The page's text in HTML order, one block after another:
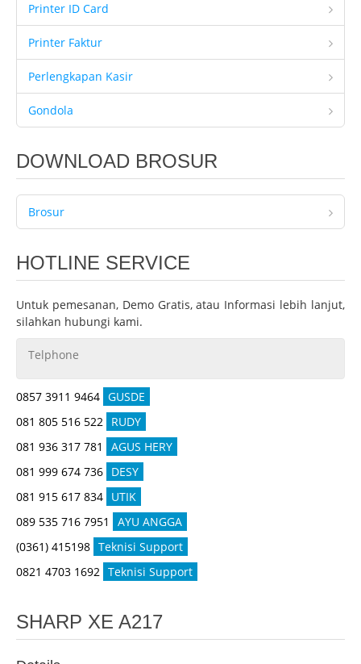
Printer ID Card
Printer Faktur
Perlengkapan Kasir
Gondola
DOWNLOAD BROSUR
Brosur
HOTLINE SERVICE
Untuk pemesanan, Demo Gratis, atau Informasi lebih lanjut,
silahkan hubungi kami.
Telphone
0857 3911 9464 GUSDE
081 805 516 522 RUDY
081 936 317 781
AGUS HERY
081 999 674 736 DESY
081 915 617 834 UTIK
089 535 716 7951
AYU ANGGA
(0361) 415198 Teknisi Support
0821 4703 1692 Teknisi Support
SHARP XE A217